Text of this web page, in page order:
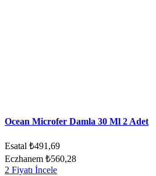
Ocean Microfer Damla 30 Ml 2 Adet
Esatal ₺491,69
Eczhanem ₺560,28
2 Fiyatı İncele